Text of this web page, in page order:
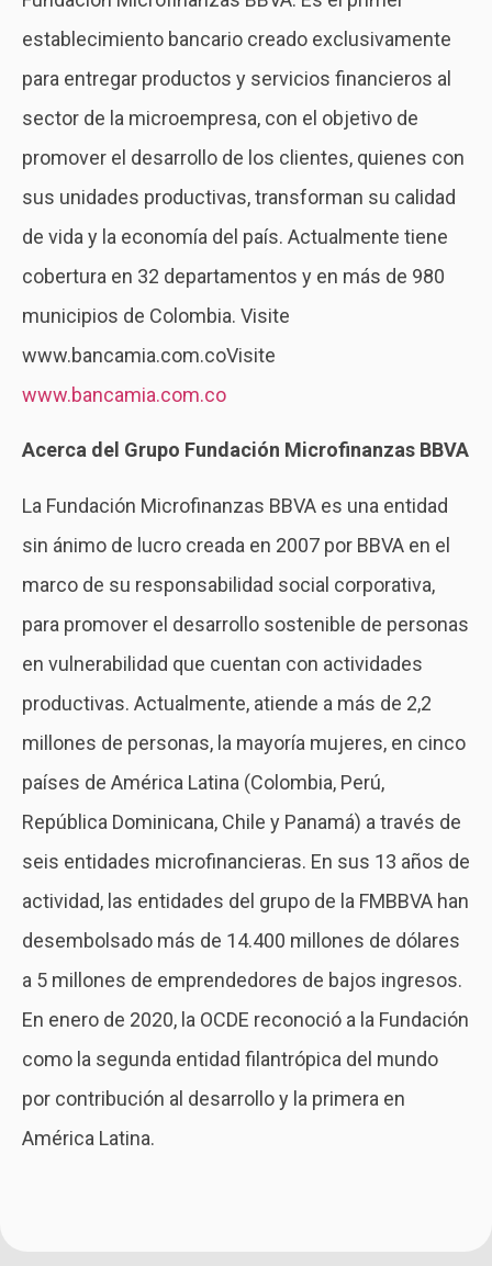
establecimiento bancario creado exclusivamente
para entregar productos y servicios financieros al
sector de la microempresa, con el objetivo de
promover el desarrollo de los clientes, quienes con
sus unidades productivas, transforman su calidad
de vida y la economía del país. Actualmente tiene
cobertura en 32 departamentos y en más de 980
municipios de Colombia. Visite
www.bancamia.com.coVisite
www.bancamia.com.co
Acerca del Grupo Fundación Microfinanzas BBVA
La Fundación Microfinanzas BBVA es una entidad
sin ánimo de lucro creada en 2007 por BBVA en el
marco de su responsabilidad social corporativa,
para promover el desarrollo sostenible de personas
en vulnerabilidad que cuentan con actividades
productivas. Actualmente, atiende a más de 2,2
millones de personas, la mayoría mujeres, en cinco
países de América Latina (Colombia, Perú,
República Dominicana, Chile y Panamá) a través de
seis entidades microfinancieras. En sus 13 años de
actividad, las entidades del grupo de la FMBBVA han
desembolsado más de 14.400 millones de dólares
a 5 millones de emprendedores de bajos ingresos.
En enero de 2020, la OCDE reconoció a la Fundación
como la segunda entidad filantrópica del mundo
por contribución al desarrollo y la primera en
América Latina.